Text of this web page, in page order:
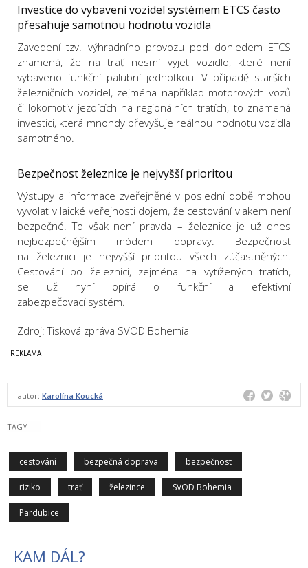
Investice do vybavení vozidel systémem ETCS často
přesahuje samotnou hodnotu vozidla
Zavedení tzv. výhradního provozu pod dohledem ETCS
znamená, že na trať nesmí vyjet vozidlo, které není
vybaveno funkční palubní jednotkou. V případě starších
železničních vozidel, zejména například motorových vozů
či lokomotiv jezdících na regionálních tratích, to znamená
investici, která mnohdy převyšuje reálnou hodnotu vozidla
samotného.
Bezpečnost železnice je nejvyšší prioritou
Výstupy a informace zveřejněné v poslední době mohou
vyvolat v laické veřejnosti dojem, že cestování vlakem není
bezpečné. To však není pravda – železnice je už dnes
nejbezpečnějším módem dopravy. Bezpečnost
na železnici je nejvyšší prioritou všech zúčastněných.
Cestování po železnici, zejména na vytížených tratích,
se už nyní opírá o funkční a efektivní
zabezpečovací systém.
Zdroj: Tisková zpráva SVOD Bohemia
autor: Karolína Koucká
TAGY
cestování bezpečná doprava bezpečnost
riziko trať železince SVOD Bohemia
Pardubice
KAM DÁL?